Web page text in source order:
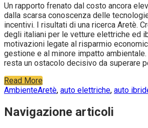
Un rapporto frenato dal costo ancora
dalla scarsa conoscenza delle
incentivi. I risultati di una ricerca Aretè.
degli italiani per le vetture elettriche ed
motivazioni legate al risparmio
gestione e al minore impatto
resta un ostacolo decisivo da superare
Read More
AmbienteAretè, auto elettriche, auto
Navigazione articoli